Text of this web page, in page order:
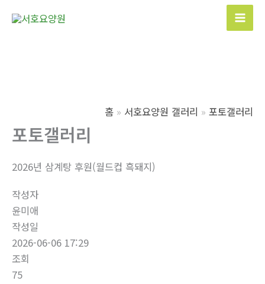
Main
홈 서호요양원 갤러리 포토갤러리
포토갤러리
2026년 삼계탕 후원(월드컵 흑돼지)
작성자
윤미애
작성일
2026-06-06 17:29
조회
75